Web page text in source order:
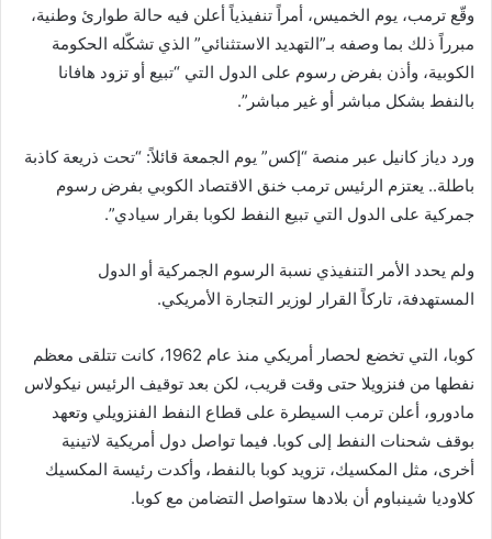
وقّع ترمب، يوم الخميس، أمراً تنفيذياً أعلن فيه حالة طوارئ وطنية،
مبرراً ذلك بما وصفه بـ”التهديد الاستثنائي” الذي تشكّله الحكومة
الكوبية، وأذن بفرض رسوم على الدول التي “تبيع أو تزود هافانا
بالنفط بشكل مباشر أو غير مباشر”.
ورد دياز كانيل عبر منصة “إكس” يوم الجمعة قائلاً: “تحت ذريعة كاذبة
باطلة.. يعتزم الرئيس ترمب خنق الاقتصاد الكوبي بفرض رسوم
جمركية على الدول التي تبيع النفط لكوبا بقرار سيادي”.
ولم يحدد الأمر التنفيذي نسبة الرسوم الجمركية أو الدول
المستهدفة، تاركاً القرار لوزير التجارة الأمريكي.
كوبا، التي تخضع لحصار أمريكي منذ عام 1962، كانت تتلقى معظم
نفطها من فنزويلا حتى وقت قريب، لكن بعد توقيف الرئيس نيكولاس
مادورو، أعلن ترمب السيطرة على قطاع النفط الفنزويلي وتعهد
بوقف شحنات النفط إلى كوبا. فيما تواصل دول أمريكية لاتينية
أخرى، مثل المكسيك، تزويد كوبا بالنفط، وأكدت رئيسة المكسيك
كلاوديا شينباوم أن بلادها ستواصل التضامن مع كوبا.